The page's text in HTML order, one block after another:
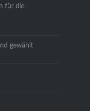
für die
gewählt